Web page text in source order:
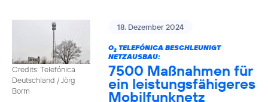
Credits: Telefónica
Deutschland / Jörg
Borm
18. Dezember 2024
O2TELEFÓNICA BESCHLEUNIGT
NETZAUSBAU:
7500 Maßnahmen für
ein leistungsfähigeres
Mobilfunknetz